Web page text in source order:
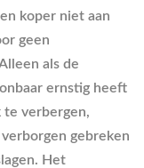
koper niet aan
geen
als de
ernstig heeft
te verbergen,
gebreken
Het